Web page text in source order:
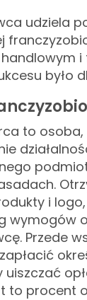
udziela
było
to
i
wymogów
Przede
uiszczać
to procent